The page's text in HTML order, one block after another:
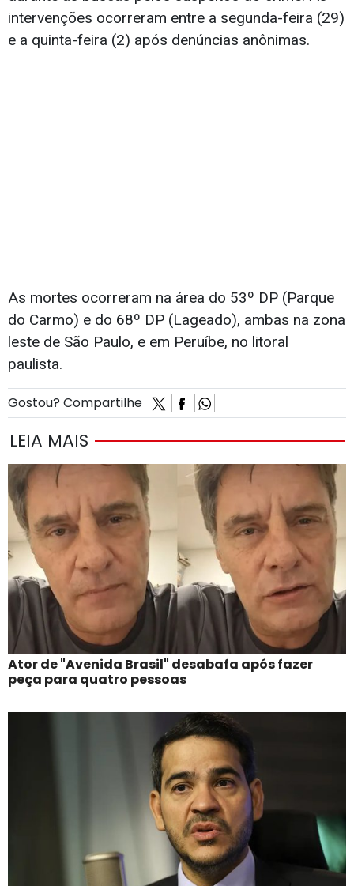
intervenções ocorreram entre a segunda-feira (29)
e a quinta-feira (2) após denúncias anônimas.
As mortes ocorreram na área do 53º DP (Parque
do Carmo) e do 68º DP (Lageado), ambas na zona
leste de São Paulo, e em Peruíbe, no litoral
paulista.
Gostou? Compartilhe
LEIA MAIS
Ator de "Avenida Brasil" desabafa após fazer
peça para quatro pessoas